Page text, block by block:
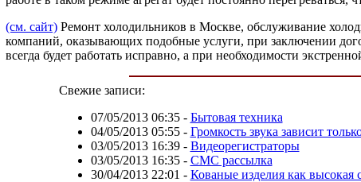
(см. сайт) Ремонт холодильников в Москве, обслуживание
компаний, оказывающих подобные услуги, при заключении
всегда будет работать исправно, а при необходимости
Свежие записи:
07/05/2013 06:35- Бытовая техника
04/05/2013 05:55- Громкость звука зависит
03/05/2013 16:39- Видеорегистраторы
03/05/2013 16:35- СМС рассылка
30/04/2013 22:01 - Кованые изделия как высокая